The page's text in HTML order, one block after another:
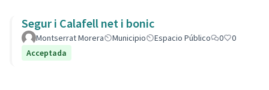
Segur i Calafell net i bonic
Montserrat Morera Municipio Espacio Público 0
0
Acceptada